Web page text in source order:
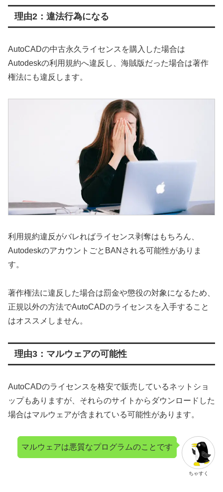
理由2：違法行為になる
AutoCADの中古永久ライセンスを購入した場合は
Autodeskの利用規約へ違反し、海賊版だった場合は著作
権法にも違反します。
利用規約違反がバレればライセンス剥奪はもちろん、
AutodeskのアカウントごとBANされる可能性がありま
す。
著作権法に違反した場合は罰金や懲役の対象になるため、
正規以外の方法でAutoCADのライセンスを入手すること
はオススメしません。
理由3：マルウェアの可能性
AutoCADのライセンスを格安で販売しているネットショ
ップもありますが、それらのサイトからダウンロードした
場合はマルウェアが含まれている可能性があります。
ちゃすく
マルウェアは悪質なプログラムのことです